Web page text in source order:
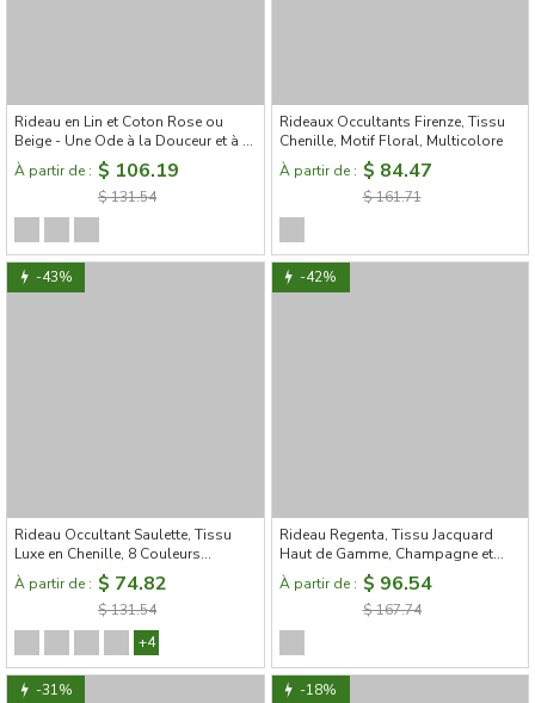
Rideau en Lin et Coton Rose ou
Beige - Une Ode à la Douceur et à la
Beauté
À partir de : $ 106.19
$ 131.54
Rideaux Occultants Firenze, Tissu
Chenille, Motif Floral, Multicolore
À partir de : $ 84.47
$ 161.71
-43%
Rideau Occultant Saulette, Tissu
Luxe en Chenille, 8 Couleurs
Disponibles
À partir de : $ 74.82
$ 131.54
+4
-42%
Rideau Regenta, Tissu Jacquard
Haut de Gamme, Champagne et
Perles
À partir de : $ 96.54
$ 167.74
-31% -18%